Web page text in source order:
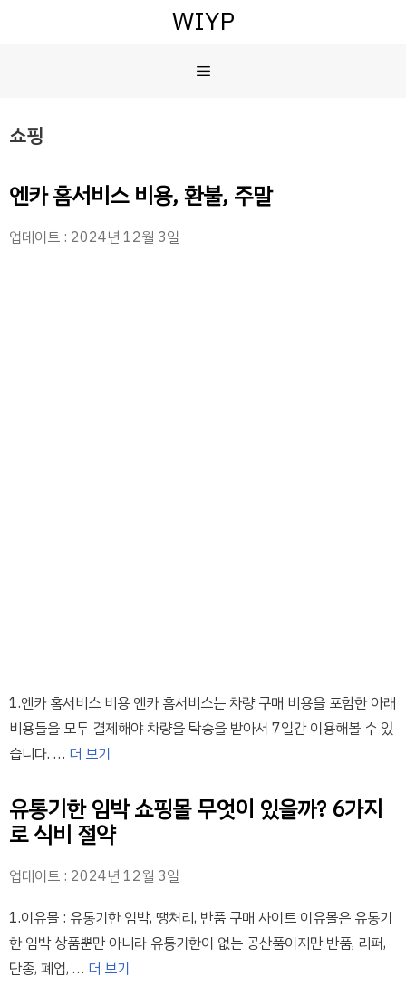
뛰
WIYP
쇼핑
엔카 홈서비스 비용, 환불, 주말
업데이트 : 2024년 12월 3일
1.엔카 홈서비스 비용 엔카 홈서비스는 차량 구매 비용을 포함한 아래
비용들을 모두 결제해야 차량을 탁송을 받아서 7일간 이용해볼 수 있
습니다. … 더 보기
유통기한 임박 쇼핑몰 무엇이 있을까? 6가지
로 식비 절약
업데이트 : 2024년 12월 3일
1.이유몰 : 유통기한 임박, 땡처리, 반품 구매 사이트 이유몰은 유통기
한 임박 상품뿐만 아니라 유통기한이 없는 공산품이지만 반품, 리퍼,
단종, 폐업, … 더 보기